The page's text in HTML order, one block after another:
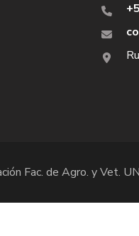
Fac. de Agro. y Vet.